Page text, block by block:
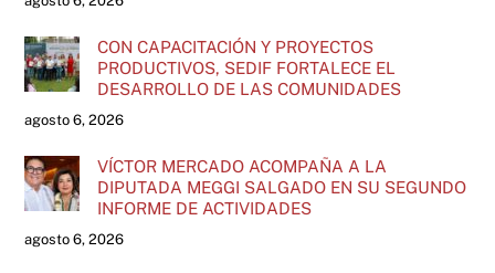
CON CAPACITACIÓN Y PROYECTOS
PRODUCTIVOS, SEDIF FORTALECE EL
DESARROLLO DE LAS COMUNIDADES
agosto 6, 2026
VÍCTOR MERCADO ACOMPAÑA A LA
DIPUTADA MEGGI SALGADO EN SU SEGUNDO
INFORME DE ACTIVIDADES
agosto 6, 2026